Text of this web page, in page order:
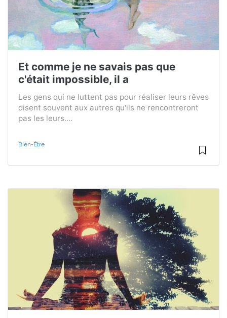
Et comme je ne savais pas que
c'était impossible, il a
Les gens qui ne luttent pas pour réaliser leurs rêves
disent souvent aux autres qu'ils ne rencontreront
pas les leurs....
Bien-Être